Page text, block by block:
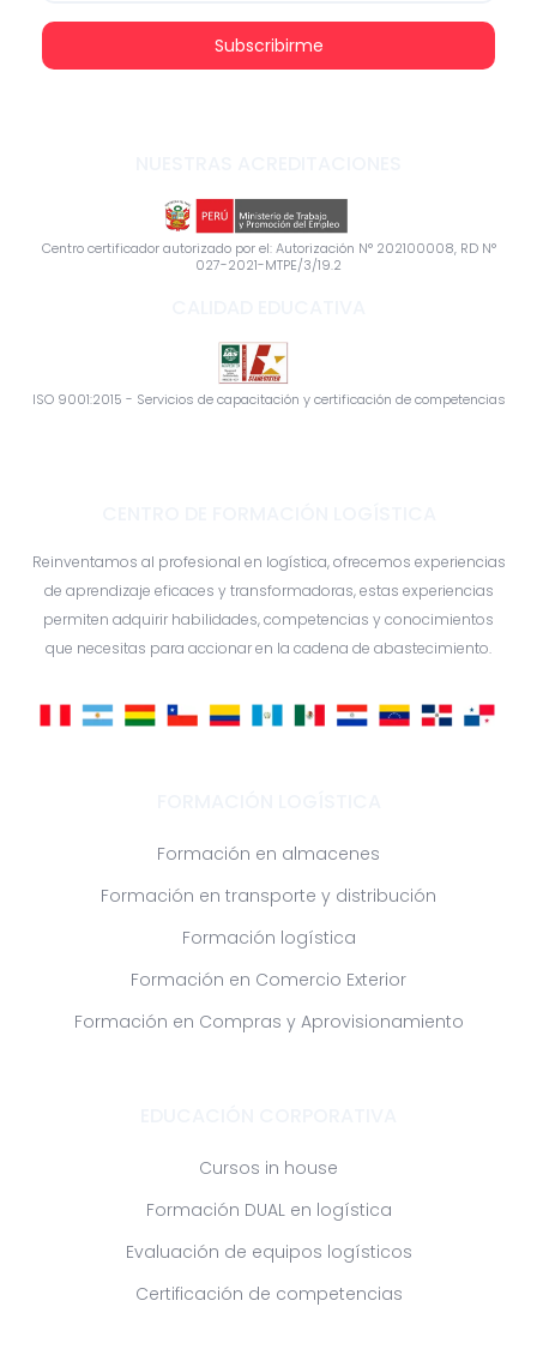
Subscribirme
Centro certificador autorizado por el: Autorización N° 202100008, RD N°
027-2021-MTPE/3/19.2
ISO 9001:2015 - Servicios de capacitación y certificación de competencias
Reinventamos al profesional en logística, ofrecemos experiencias
de aprendizaje eficaces y transformadoras, estas experiencias
permiten adquirir habilidades, competencias y conocimientos
que necesitas para accionar en la cadena de abastecimiento.
Formación en almacenes
Formación en transporte y distribución
Formación logística
Formación en Comercio Exterior
Formación en Compras y Aprovisionamiento
Cursos in house
Formación DUAL en logística
Evaluación de equipos logísticos
Certificación de competencias